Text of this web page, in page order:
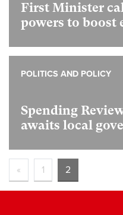
First Minister
powers to boost
Spending
awaits local
POLITICS AND POLICY
« 1 2